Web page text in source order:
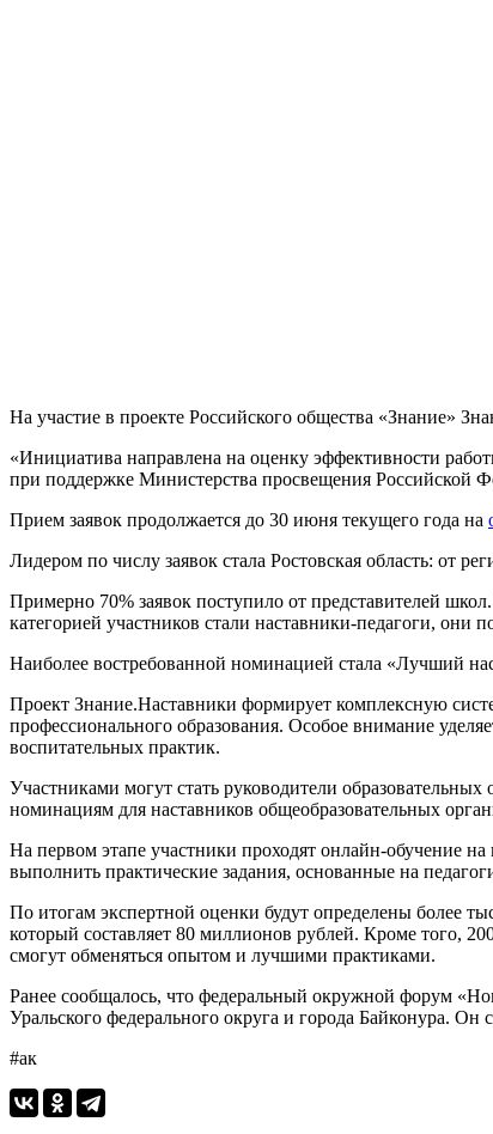
На участие в проекте Российского общества «Знание»
«Инициатива направлена на оценку эффективности
при поддержке Министерства просвещения Российской
Прием заявок продолжается до 30 июня текущего года на
Лидером по числу заявок стала Ростовская область: от
Примерно 70% заявок поступило от представителей
категорией участников стали наставники-педагоги, они
Наиболее востребованной номинацией стала «Лучший
Проект Знание.Наставники формирует комплексную
профессионального образования. Особое внимание
воспитательных практик.
Участниками могут стать руководители
номинациям для наставников общеобразовательных
На первом этапе участники проходят онлайн-обучение
выполнить практические задания, основанные на
По итогам экспертной оценки будут определены более
который составляет 80 миллионов рублей. Кроме того,
смогут обменяться опытом и лучшими практиками.
Ранее сообщалось, что федеральный окружной форум
Уральского федерального округа и города Байконура.
#ак